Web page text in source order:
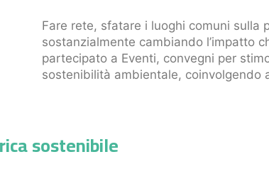
Fare rete, sfatare i luoghi comuni sulla
sostanzialmente cambiando l’impatto
partecipato a Eventi, convegni per
sostenibilità ambientale, coinvolgendo
sostenibile